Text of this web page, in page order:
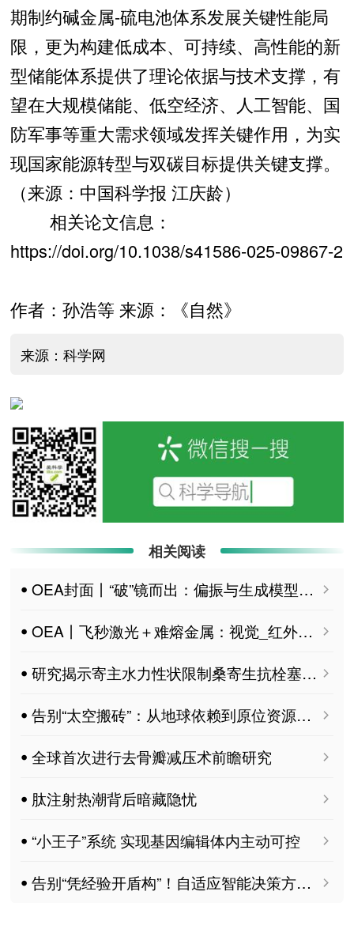
期制约碱金属-硫电池体系发展关键性能局
限，更为构建低成本、可持续、高性能的新
型储能体系提供了理论依据与技术支撑，有
望在大规模储能、低空经济、人工智能、国
防军事等重大需求领域发挥关键作用，为实
现国家能源转型与双碳目标提供关键支撑。
（来源：中国科学报 江庆龄）
相关论文信息：
https://doi.org/10.1038/s41586-025-09867-2
作者：孙浩等 来源：《自然》
来源：科学网
相关阅读
ꔷ OEA封面丨“破”镜而出：偏振与生成模型耦合的眼镜反光消除
ꔷ OEA丨飞秒激光＋难熔金属：视觉_红外分段调控、高安全性信息加密超表面开发
ꔷ 研究揭示寄主水力性状限制桑寄生抗栓塞能力
ꔷ 告别“太空搬砖”：从地球依赖到原位资源利用的跨越
ꔷ 全球首次进行去骨瓣减压术前瞻研究
ꔷ 肽注射热潮背后暗藏隐忧
ꔷ “小王子”系统 实现基因编辑体内主动可控
ꔷ 告别“凭经验开盾构”！自适应智能决策方法让隧道掘进更安全、更高效